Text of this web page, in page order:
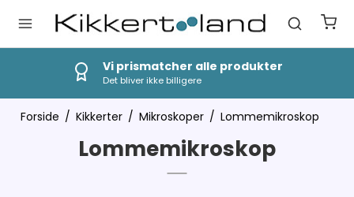
Vi prismatcher alle produkter
Det bliver ikke billigere
Forside / Kikkerter / Mikroskoper / Lommemikroskop
Lommemikroskop